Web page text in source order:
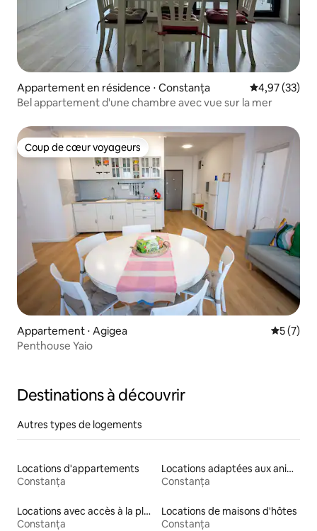
Appartement en résidence ⋅ Constanța Évaluation
4,97 (33)
Bel appartement d'une chambre avec vue sur la mer
Coup de cœur voyageurs
Coup de cœur voyageurs
Appartement ⋅ Agigea
5 (7)
Penthouse Yaio
Destinations à découvrir
Autres types de logements
Locations d'appartements
Constanța
Locations adaptées aux animaux
Constanța
Locations avec accès à la plage
Constanța
Locations de maisons d'hôtes
Constanța